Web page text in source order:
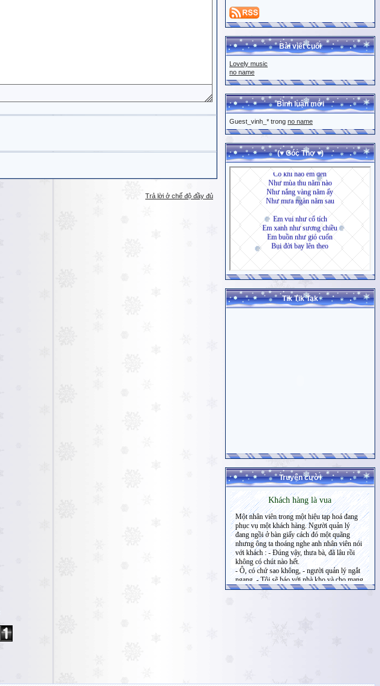
Trả lời ở chế độ đầy đủ
Bài viết cuối
Lovely music
no name
Bình luận mới
Guest_vinh_* trong no name
(♥ Góc Thơ ♥)
Tik Tik Tak
Truyện cười